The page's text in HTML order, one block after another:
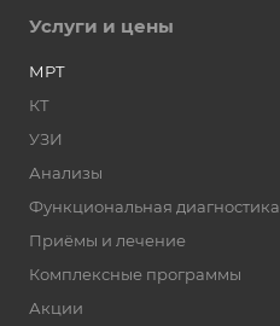
Услуги и цены
МРТ
КТ
УЗИ
Анализы
Функциональная диагностика
Приёмы и лечение
Комплексные программы
Акции